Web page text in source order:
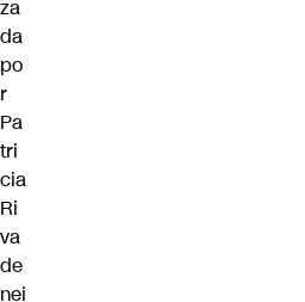
za
da
po
r
Pa
tri
cia
Ri
va
de
nei